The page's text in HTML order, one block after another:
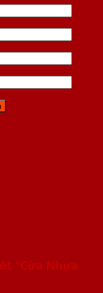
“Cửa Nhựa